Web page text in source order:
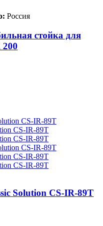
Россия
стойка для
200
Solution CS-IR-89T